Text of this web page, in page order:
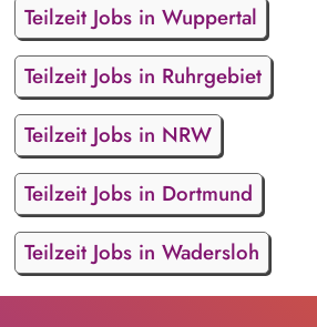
Teilzeit Jobs in Wuppertal
Teilzeit Jobs in Ruhrgebiet
Teilzeit Jobs in NRW
Teilzeit Jobs in Dortmund
Teilzeit Jobs in Wadersloh